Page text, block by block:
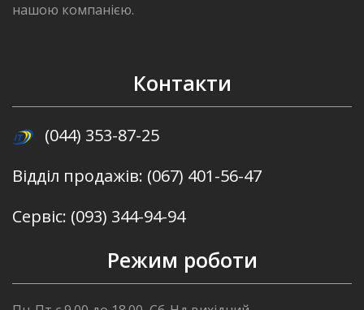
нашою компанією.
Контакти
(044) 353-87-25
Відділ продажів: (067) 401-56-47
Сервіс: (093) 344-94-94
Режим роботи